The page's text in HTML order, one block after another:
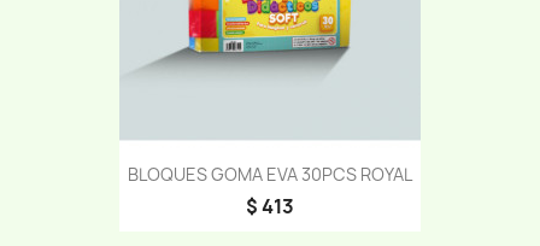
BLOQUES GOMA EVA 30PCS ROYAL
$ 413